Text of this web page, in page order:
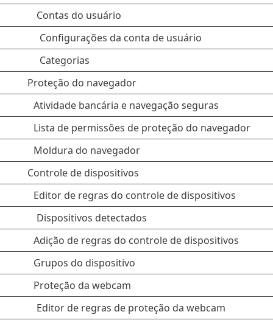
Contas do usuário
Configurações da conta de usuário
Categorias
Proteção do navegador
Atividade bancária e navegação seguras
Lista de permissões de proteção do navegador
Moldura do navegador
Controle de dispositivos
Editor de regras do controle de dispositivos
Dispositivos detectados
Adição de regras do controle de dispositivos
Grupos do dispositivo
Proteção da webcam
Editor de regras de proteção da webcam